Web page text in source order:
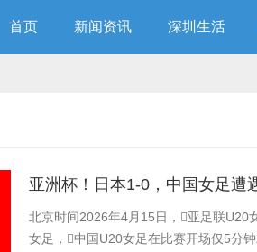
首页 新闻资讯 深圳生活
亚洲杯！日本1-0，中国女足遭
北京时间2026年4月15日，亚足联U20
女足，中国U20女足在比赛开场仅5分钟